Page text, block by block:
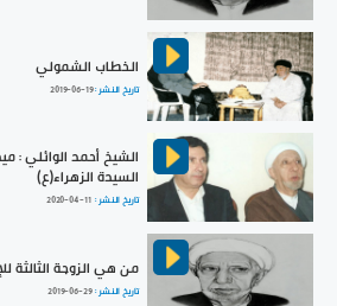
الخطاب الشمولي
تاريخ النشر :2019-06-19
الشيخ أحمد الوائلي :
السيدة الزهراء(ع)
تاريخ النشر : 2020-04-11
من هي الزوجة الثالثة
تاريخ النشر :2019-06-29